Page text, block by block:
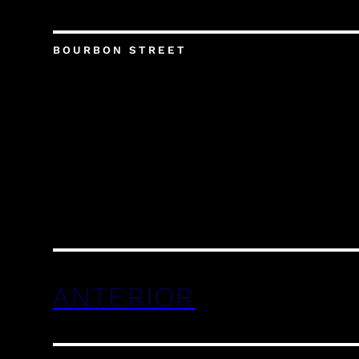
BOURBON STREET
ANTERIOR